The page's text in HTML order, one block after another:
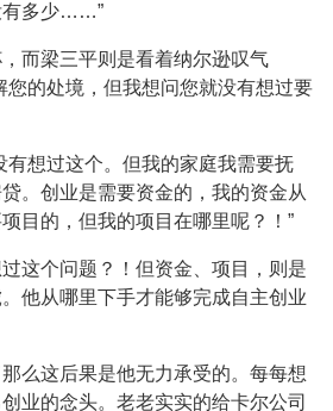
有多少……”
而梁三平则是看着纳尔逊叹气
您的处境，但我想问您就没有想过要
有想过这个。但我的家庭我需要抚
。创业是需要资金的，我的资金从
目的，但我的项目在哪里呢？！”
这个问题？！但资金、项目，则是
他从哪里下手才能够完成自主创业
么这后果是他无力承受的。每每想
业的念头。老老实实的给卡尔公司